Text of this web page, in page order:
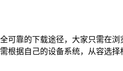
可靠的下载途径，大家只需在
根据自己的设备系统，从容选